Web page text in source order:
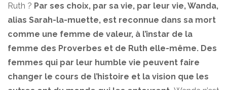
Ruth ? Par ses choix, par sa vie, par leur vie, Wanda,
alias Sarah-la-muette, est reconnue dans sa mort
comme une femme de valeur, à l’instar de la
femme des Proverbes et de Ruth elle-même. Des
femmes qui par leur humble vie peuvent faire
changer le cours de l’histoire et la vision que les